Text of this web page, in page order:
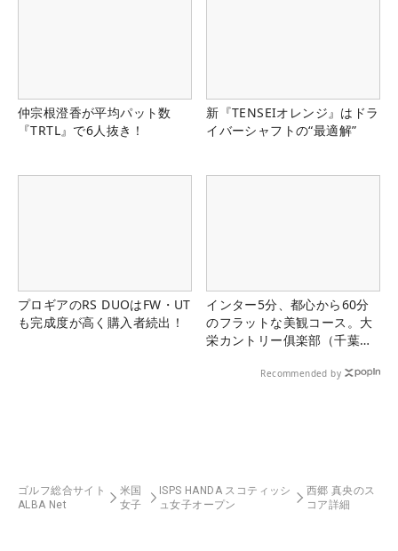
仲宗根澄香が平均パット数
『TRTL』で6人抜き！
新『TENSEIオレンジ』はドラ
イバーシャフトの“最適解”
プロギアのRS DUOはFW・UT
も完成度が高く購入者続出！
インター5分、都心から60分
のフラットな美観コース。大
栄カントリー俱楽部（千葉
Recommended by
ゴルフ総合サイト
ALBA Net
米国
女子
ISPS HANDA スコティッシ
ュ女子オープン
西郷 真央のス
コア詳細